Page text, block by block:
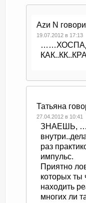
Azи N
19.07.2012 в 17:13
Татьяна
27.04.2012 в 10:41
ЗНАЕШЬ,
раз
импульс.
Приятно
которых ты
находить
многих ли